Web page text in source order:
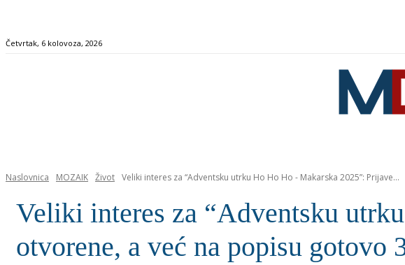
Četvrtak, 6 kolovoza, 2026
Naslovnica MOZAIK Život Veliki interes za “Adventsku utrku Ho Ho Ho - Makarska 2025”: Prijave...
Veliki interes za “Adventsku
otvorene, a već na popisu gotovo